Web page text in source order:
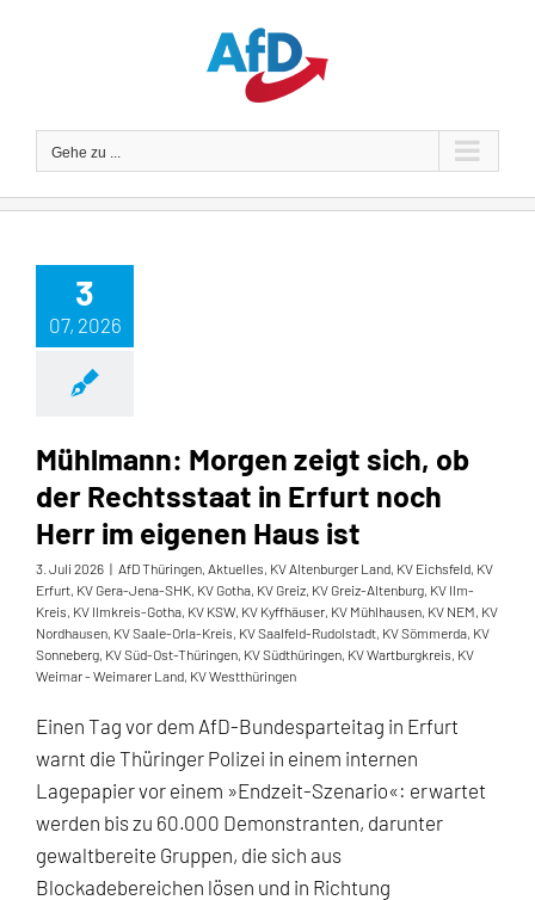
Gehe zu ...
3
07, 2026
Mühlmann: Morgen zeigt sich, ob
der Rechtsstaat in Erfurt noch
Herr im eigenen Haus ist
3. Juli 2026 | AfD Thüringen, Aktuelles, KV Altenburger Land, KV Eichsfeld, KV
Erfurt, KV Gera-Jena-SHK, KV Gotha, KV Greiz, KV Greiz-Altenburg, KV Ilm-
Kreis, KV Ilmkreis-Gotha, KV KSW, KV Kyffhäuser, KV Mühlhausen, KV NEM, KV
Nordhausen, KV Saale-Orla-Kreis, KV Saalfeld-Rudolstadt, KV Sömmerda, KV
Sonneberg, KV Süd-Ost-Thüringen, KV Südthüringen, KV Wartburgkreis, KV
Weimar - Weimarer Land, KV Westthüringen
Einen Tag vor dem AfD-Bundesparteitag in Erfurt
warnt die Thüringer Polizei in einem internen
Lagepapier vor einem »Endzeit-Szenario«: erwartet
werden bis zu 60.000 Demonstranten, darunter
gewaltbereite Gruppen, die sich aus
Blockadebereichen lösen und in Richtung